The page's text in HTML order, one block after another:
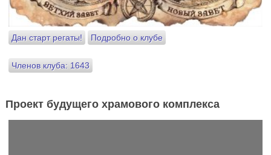
Дан старт регаты! Подробно о клубе
Членов клуба: 1643
Проект будущего храмового комплекса